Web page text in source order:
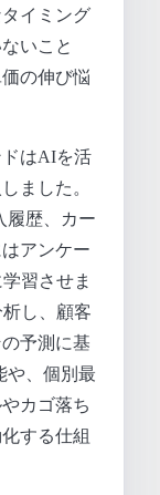
イミング
いこと
の伸び悩
はAIを活
ました。
履歴、カー
アンケー
習させま
し、顧客
予測に基
や、個別最
カゴ落ち
する仕組